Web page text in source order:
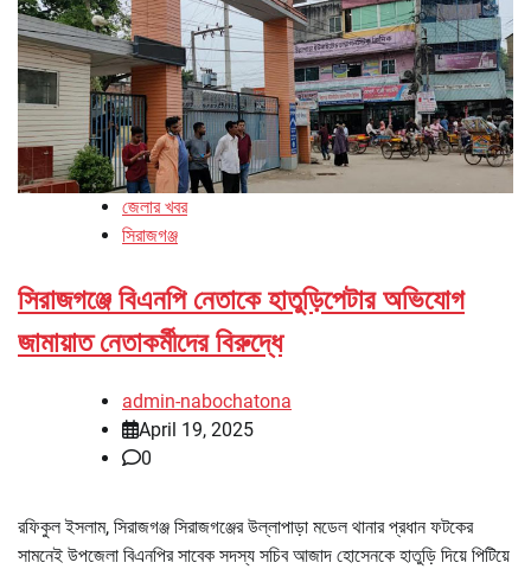
জেলার খবর
সিরাজগঞ্জ
সিরাজগঞ্জে বিএনপি নেতাকে হাতুড়িপেটার অভিযোগ
জামায়াত নেতাকর্মীদের বিরুদ্ধে
admin-nabochatona
April 19, 2025
0
রফিকুল ইসলাম, সিরাজগঞ্জ সিরাজগঞ্জের উল্লাপাড়া মডেল থানার প্রধান ফটকের
সামনেই উপজেলা বিএনপির সাবেক সদস্য সচিব আজাদ হোসেনকে হাতুড়ি দিয়ে পিটিয়ে